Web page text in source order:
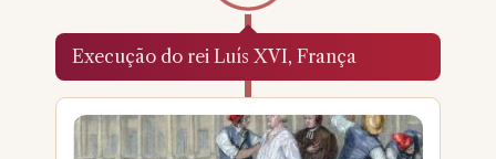
Execução do rei Luís XVI, França